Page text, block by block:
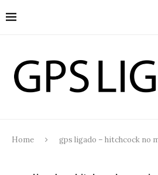
Home gps ligado – hitchcock no